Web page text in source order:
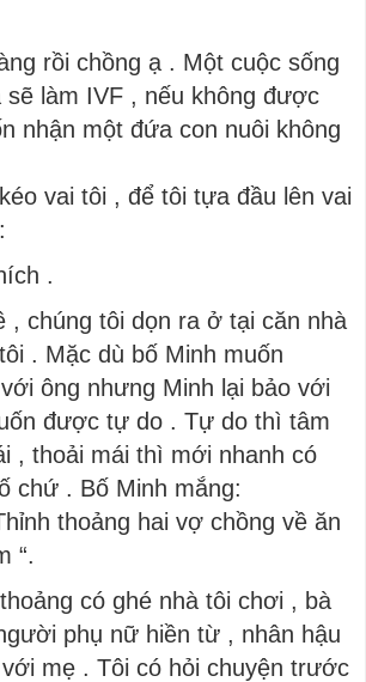
rồi chồng ạ . Một cuộc sống
sẽ làm IVF , nếu không được
nhận một đứa con nuôi không
vai tôi , để tôi tựa đầu lên vai
.
, chúng tôi dọn ra ở tại căn nhà
. Mặc dù bố Minh muốn
ông nhưng Minh lại bảo với
được tự do . Tự do thì tâm
, thoải mái thì mới nhanh có
chứ . Bố Minh mắng:
thoảng hai vợ chồng về ăn
“.
có ghé nhà tôi chơi , bà
phụ nữ hiền từ , nhân hậu
mẹ . Tôi có hỏi chuyện trước